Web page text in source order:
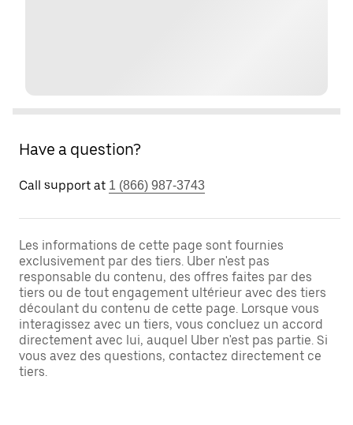
Have a question?
Call support at 1 (866) 987-3743
Les informations de cette page sont fournies
exclusivement par des tiers. Uber n'est pas
responsable du contenu, des offres faites par des
tiers ou de tout engagement ultérieur avec des tiers
découlant du contenu de cette page. Lorsque vous
interagissez avec un tiers, vous concluez un accord
directement avec lui, auquel Uber n'est pas partie. Si
vous avez des questions, contactez directement ce
tiers.